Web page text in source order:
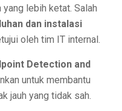
lebih ketat. Salah
dan instalasi
oleh tim IT internal.
Detection and
untuk membantu
jauh yang tidak sah.